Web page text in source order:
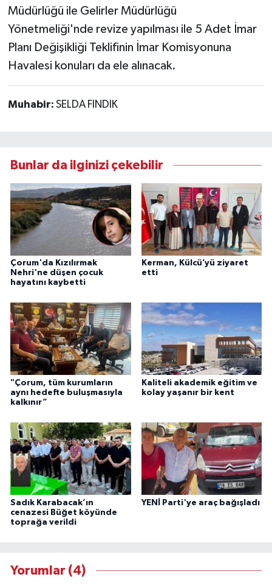
Müdürlüğü ile Gelirler Müdürlüğü
Yönetmeliği'nde revize yapılması ile 5 Adet İmar
Planı Değişikliği Teklifinin İmar Komisyonuna
Havalesi konuları da ele alınacak.
Muhabir: SELDA FINDIK
Bunlar da ilginizi çekebilir
Çorum'da Kızılırmak
Nehri'ne düşen çocuk
hayatını kaybetti
Kerman, Külcü’yü ziyaret
etti
"Çorum, tüm kurumların
aynı hedefte buluşmasıyla
kalkınır”
Kaliteli akademik eğitim ve
kolay yaşanır bir kent
Sadık Karabacak’ın
cenazesi Büğet köyünde
toprağa verildi
YENİ Parti'ye araç bağışladı
Yorumlar (4)